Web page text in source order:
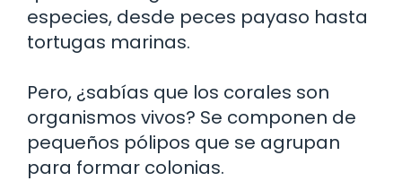
especies, desde peces payaso hasta
tortugas marinas.
Pero, ¿sabías que los corales son
organismos vivos? Se componen de
pequeños pólipos que se agrupan
para formar colonias.